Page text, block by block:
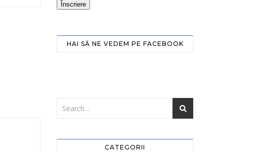
Înscriere
HAI SĂ NE VEDEM PE FACEBOOK
CATEGORII